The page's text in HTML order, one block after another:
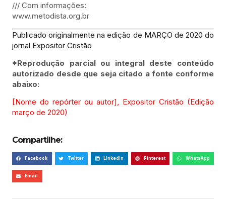
/// Com informações:
www.metodista.org.br
Publicado originalmente na edição de MARÇO de 2020 do
jornal Expositor Cristão
*Reprodução parcial ou integral deste conteúdo
autorizado desde que seja citado a fonte conforme
abaixo:
[Nome do repórter ou autor], Expositor Cristão (Edição
março de 2020)
Compartilhe:
Facebook Twitter LinkedIn Pinterest WhatsApp
Email